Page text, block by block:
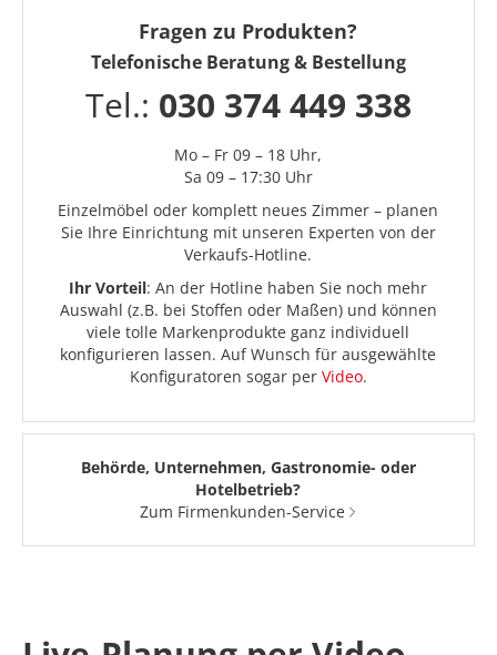
Fragen zu Produkten?
Telefonische Beratung & Bestellung
Tel.: 030 374 449 338
Mo – Fr 09 – 18 Uhr,
Sa 09 – 17:30 Uhr
Einzelmöbel oder komplett neues Zimmer – planen
Sie Ihre Einrichtung mit unseren Experten von der
Verkaufs-Hotline.
Ihr Vorteil: An der Hotline haben Sie noch mehr
Auswahl (z.B. bei Stoffen oder Maßen) und können
viele tolle Markenprodukte ganz individuell
konfigurieren lassen. Auf Wunsch für ausgewählte
Konfiguratoren sogar per Video.
Behörde, Unternehmen, Gastronomie- oder
Hotelbetrieb?
Zum Firmenkunden-Service